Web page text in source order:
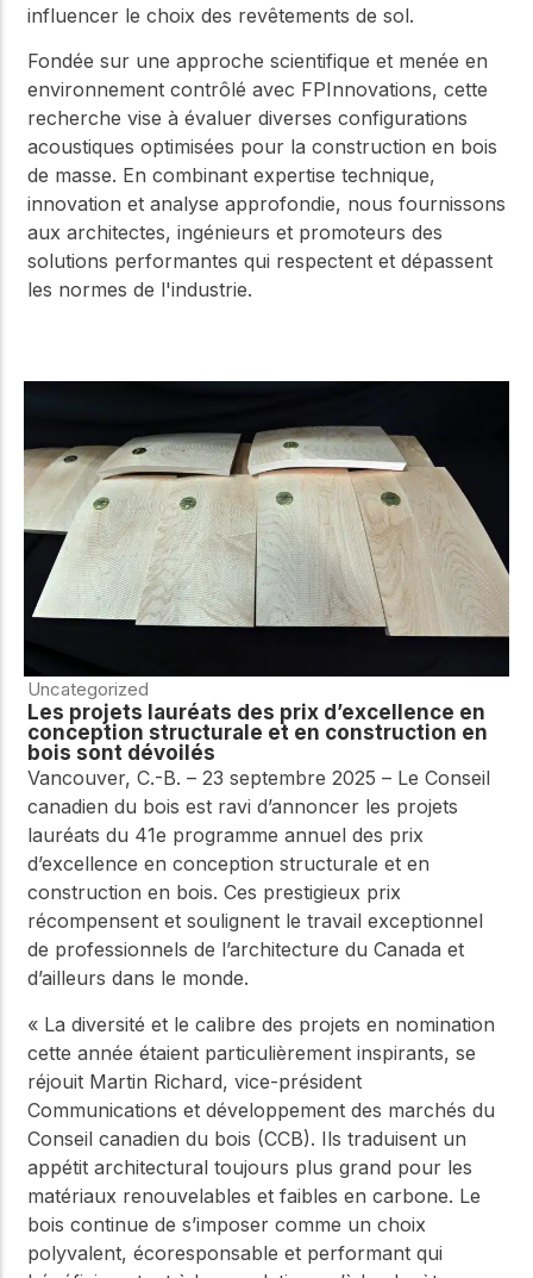
influencer le choix des revêtements de sol.
Fondée sur une approche scientifique et menée en
environnement contrôlé avec FPInnovations, cette
recherche vise à évaluer diverses configurations
acoustiques optimisées pour la construction en bois
de masse. En combinant expertise technique,
innovation et analyse approfondie, nous fournissons
aux architectes, ingénieurs et promoteurs des
solutions performantes qui respectent et dépassent
les normes de l'industrie.
Uncategorized
Les projets lauréats des prix d’excellence en
conception structurale et en construction en
bois sont dévoilés
Vancouver, C.-B. – 23 septembre 2025 – Le Conseil
canadien du bois est ravi d’annoncer les projets
lauréats du 41e programme annuel des prix
d’excellence en conception structurale et en
construction en bois. Ces prestigieux prix
récompensent et soulignent le travail exceptionnel
de professionnels de l’architecture du Canada et
d’ailleurs dans le monde.
« La diversité et le calibre des projets en nomination
cette année étaient particulièrement inspirants, se
réjouit Martin Richard, vice-président
Communications et développement des marchés du
Conseil canadien du bois (CCB). Ils traduisent un
appétit architectural toujours plus grand pour les
matériaux renouvelables et faibles en carbone. Le
bois continue de s’imposer comme un choix
polyvalent, écoresponsable et performant qui